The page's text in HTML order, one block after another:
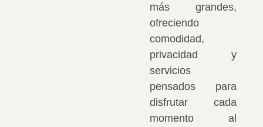
más grandes,
ofreciendo
comodidad,
privacidad y
servicios
pensados para
disfrutar cada
momento al